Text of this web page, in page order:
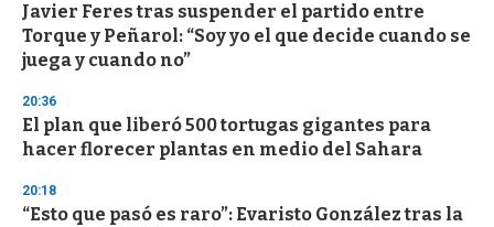
Javier Feres tras suspender el partido entre
Torque y Peñarol: “Soy yo el que decide cuando se
juega y cuando no”
20:36
El plan que liberó 500 tortugas gigantes para
hacer florecer plantas en medio del Sahara
20:18
“Esto que pasó es raro”: Evaristo González tras la